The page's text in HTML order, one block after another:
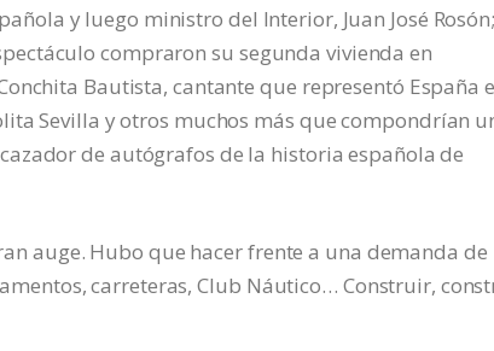
y luego ministro del Interior, Juan José
compraron su segunda vivienda en
Bautista, cantante que representó España
Sevilla y otros muchos más que compondrían
de autógrafos de la historia española de
auge. Hubo que hacer frente a una demanda de
carreteras, Club Náutico… Construir,